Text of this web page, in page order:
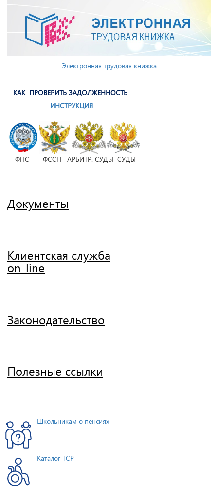
Электронная трудовая книжка
КАК ПРОВЕРИТЬ ЗАДОЛЖЕННОСТЬ
ИНСТРУКЦИЯ
ФНС ФССП АРБИТР. СУДЫ СУДЫ
Документы
Клиентская служба
on-line
Законодательство
Полезные ссылки
Школьникам о пенсиях
Каталог ТСР